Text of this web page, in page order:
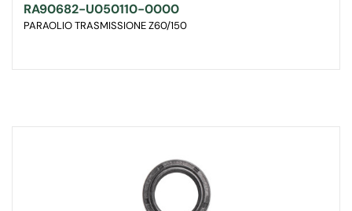
RA90682-U050110-0000
PARAOLIO TRASMISSIONE Z60/150